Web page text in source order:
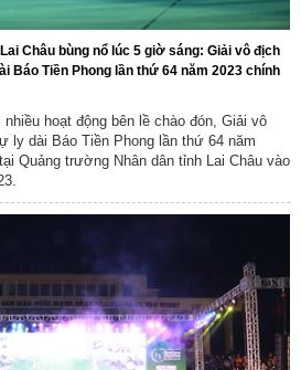
Châu bùng nổ lúc 5 giờ sáng: Giải vô địch
Báo Tiền Phong lần thứ 64 năm 2023 chính
hoạt động bên lề chào đón, Giải vô
ly dài Báo Tiền Phong lần thứ 64 năm
Quảng trường Nhân dân tỉnh Lai Châu vào